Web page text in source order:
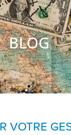
BLOG
VOTRE